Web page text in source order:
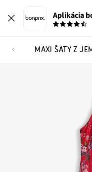
Aplikácia
MAXI ŠATY Z